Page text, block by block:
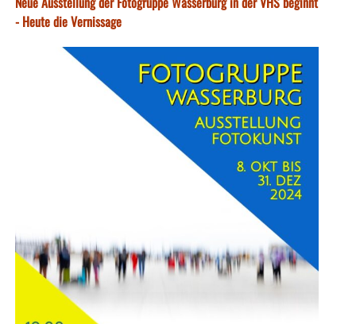
- Heute die Vernissage